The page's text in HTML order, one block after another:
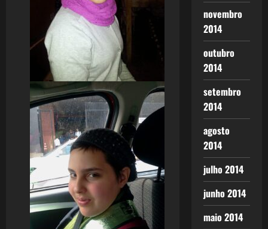
novembro
2014
outubro
2014
setembro
2014
agosto
2014
julho 2014
junho 2014
maio 2014